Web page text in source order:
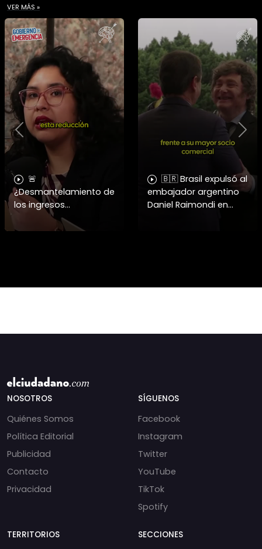
VER MÁS »
🚨
¿Desmantelamiento de
los ingresos
municipales o
beneficio fiscal
🇧🇷 Brasil expulsó al
embajador argentino
Daniel Raimondi en
Previous
NOSOTROS
Quiénes Somos
Política Editorial
Publicidad
Contacto
Privacidad
SÍGUENOS
Facebook
Instagram
Twitter
YouTube
TikTok
Spotify
TERRITORIOS SECCIONES